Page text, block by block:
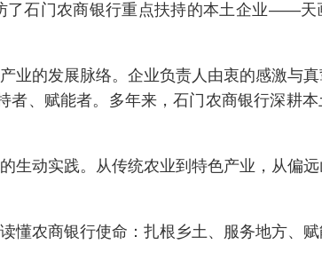
石门农商银行重点扶持的本土企业——天
业的发展脉络。企业负责人由衷的感激与
、赋能者。多年来，石门农商银行深耕
生动实践。从传统农业到特色产业，从偏
懂农商银行使命：扎根乡土、服务地方、